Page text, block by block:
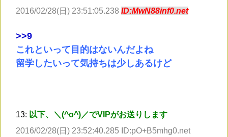
2016/02/28(日) 23:51:05.238 ID:MwN88inf0.net
>>9
これといって目的はないんだよね
留学したいって気持ちは少しあるけど
13: 以下、＼(^o^)／でVIPがお送りします
2016/02/28(日) 23:52:40.285 ID:pO+B5mhg0.net